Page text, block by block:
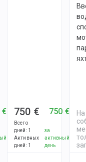
€ 750 €
Всего
дней: 1
Активных
дней: 1
750 €
за
активный
день